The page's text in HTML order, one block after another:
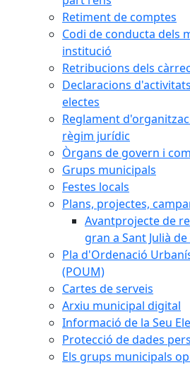
Retiment de comptes
Codi de conducta dels
institució
Retribucions dels
Declaracions
electes
Reglament
règim jurídic
Òrgans de govern i
Grups municipals
Festes locals
Plans, projectes,
Avantprojecte de
gran a Sant Julià
Pla d'Ordenació
(POUM)
Cartes de serveis
Arxiu municipal digital
Informació de la Seu
Protecció de dades
Els grups municipals